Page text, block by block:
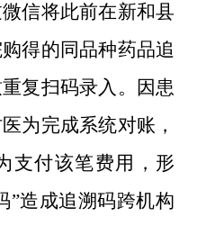
信将此前在新和县
得的同品种药品追
复扫码录入。因患
为完成系统对账，
支付该笔费用，形
”造成追溯码跨机构